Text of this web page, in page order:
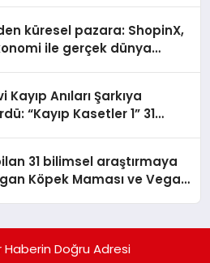
küresel pazara: ShopinX,
ile gerçek dünya
Kayıp Anıları Şarkıya
“Kayıp Kasetler 1” 31
31 bilimsel araştırmaya
Köpek Maması ve Vegan
Haberin Doğru Adresi